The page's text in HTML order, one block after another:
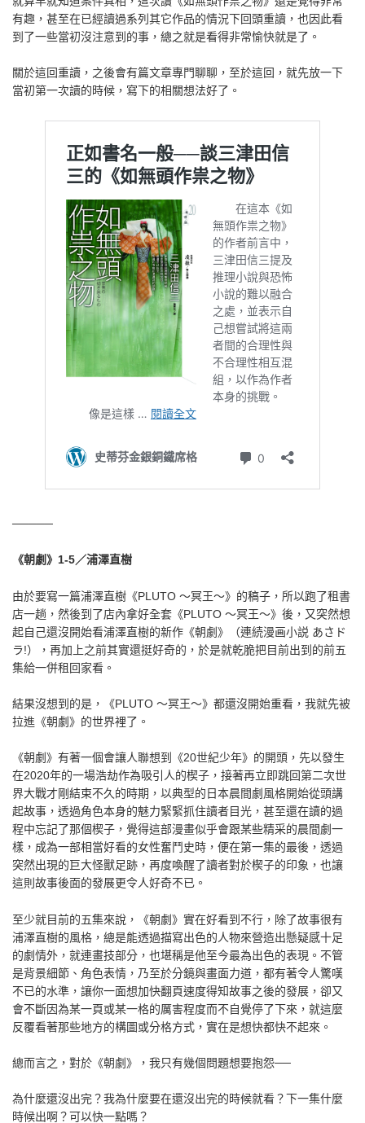
有趣，甚至在已經讀過系列其它作品的情況下回頭重讀，也因此看
到了一些當初沒注意到的事，總之就是看得非常愉快就是了。
關於這回重讀，之後會有篇文章專門聊聊，至於這回，就先放一下
當初第一次讀的時候，寫下的相關想法好了。
─────
《朝劇》1-5／浦澤直樹
由於要寫一篇浦澤直樹《PLUTO ～冥王～》的稿子，所以跑了租書
店一趟，然後到了店內拿好全套《PLUTO ～冥王～》後，又突然想
起自己還沒開始看浦澤直樹的新作《朝劇》（連続漫画小説 あさド
ラ!），再加上之前其實還挺好奇的，於是就乾脆把目前出到的前五
集給一併租回家看。
結果沒想到的是，《PLUTO ～冥王～》都還沒開始重看，我就先被
拉進《朝劇》的世界裡了。
《朝劇》有著一個會讓人聯想到《20世紀少年》的開頭，先以發生
在2020年的一場浩劫作為吸引人的楔子，接著再立即跳回第二次世
界大戰才剛結束不久的時期，以典型的日本晨間劇風格開始從頭講
起故事，透過角色本身的魅力緊緊抓住讀者目光，甚至還在讀的過
程中忘記了那個楔子，覺得這部漫畫似乎會跟某些精采的晨間劇一
樣，成為一部相當好看的女性奮鬥史時，便在第一集的最後，透過
突然出現的巨大怪獸足跡，再度喚醒了讀者對於楔子的印象，也讓
這則故事後面的發展更令人好奇不已。
至少就目前的五集來說，《朝劇》實在好看到不行，除了故事很有
浦澤直樹的風格，總是能透過描寫出色的人物來營造出懸疑感十足
的劇情外，就連畫技部分，也堪稱是他至今最為出色的表現。不管
是背景細節、角色表情，乃至於分鏡與畫面力道，都有著令人驚嘆
不已的水準，讓你一面想加快翻頁速度得知故事之後的發展，卻又
會不斷因為某一頁或某一格的厲害程度而不自覺停了下來，就這麼
反覆看著那些地方的構圖或分格方式，實在是想快都快不起來。
總而言之，對於《朝劇》，我只有幾個問題想要抱怨──
為什麼還沒出完？我為什麼要在還沒出完的時候就看？下一集什麼
時候出啊？可以快一點嗎？